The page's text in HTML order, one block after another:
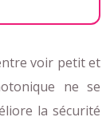
voir petit et
ne se
la sécurité